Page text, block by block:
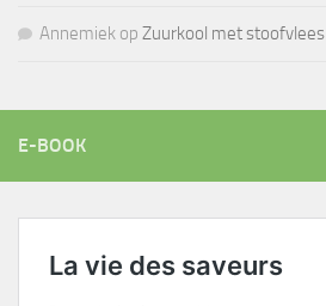
Annemiek op Zuurkool met stoofvlees
E-BOOK